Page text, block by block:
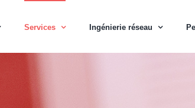
Services Ingénierie réseau